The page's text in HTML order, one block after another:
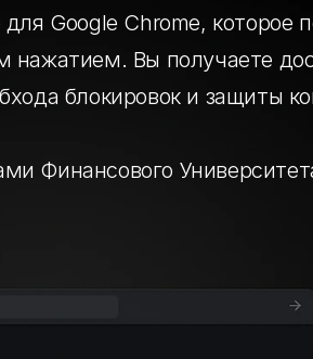
Google Chrome, которое
Вы получаете
блокировок и защиты
Финансового